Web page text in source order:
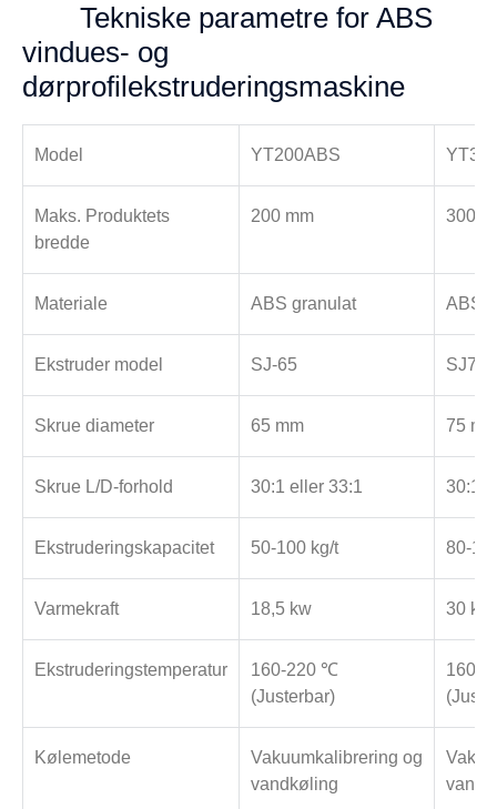
Tekniske parametre for ABS
vindues- og
dørprofilekstruderingsmaskine
Model YT200ABS
Maks. Produktets
bredde
200 mm 300
Materiale ABS granulat ABS
Ekstruder model SJ-65 SJ75
Skrue diameter 65 mm 75
Skrue L/D-forhold 30:1 eller 33:1 30:1
Ekstruderingskapacitet 50-100 kg/t 80-
Varmekraft 18,5 kw 30 kw
Ekstruderingstemperatur
160-220 ℃
(Justerbar)
160-
Kølemetode
Vakuumkalibrering og
vandkøling